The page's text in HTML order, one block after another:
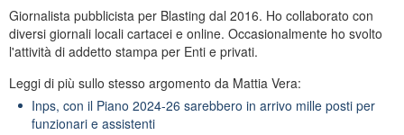
Giornalista pubblicista per Blasting dal 2016. Ho collaborato con
diversi giornali locali cartacei e online. Occasionalmente ho svolto
l'attività di addetto stampa per Enti e privati.
Leggi di più sullo stesso argomento da Mattia Vera:
Inps, con il Piano 2024-26 sarebbero in arrivo mille posti per
funzionari e assistenti